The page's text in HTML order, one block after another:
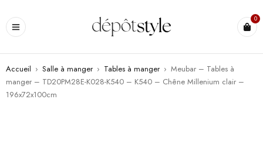
0
Accueil › Salle à manger › Tables à manger › Meubar – Tables à
manger – TD20PM28E-K028-K540 – K540 – Chêne Millenium clair –
196x72x100cm